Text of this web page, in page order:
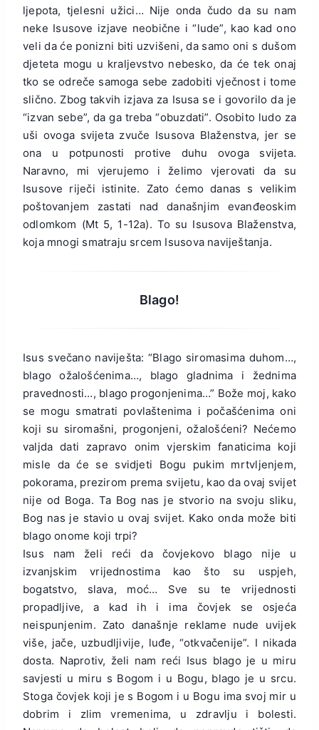
ljepota, tjelesni užici… Nije onda čudo da su nam
neke Isusove izjave neobične i “lude”, kao kad ono
veli da će ponizni biti uzvišeni, da samo oni s dušom
djeteta mogu u kraljevstvo nebesko, da će tek onaj
tko se odreče samoga sebe zadobiti vječnost i tome
slično. Zbog takvih izjava za Isusa se i govorilo da je
“izvan sebe”, da ga treba “obuzdati”. Osobito ludo za
uši ovoga svijeta zvuče Isusova Blaženstva, jer se
ona u potpunosti protive duhu ovoga svijeta.
Naravno, mi vjerujemo i želimo vjerovati da su
Isusove riječi istinite. Zato ćemo danas s velikim
poštovanjem zastati nad današnjim evanđeoskim
odlomkom (Mt 5, 1-12a). To su Isusova Blaženstva,
koja mnogi smatraju srcem Isusova naviještanja.
Blago!
Isus svečano naviješta: “Blago siromasima duhom…,
blago ožalošćenima…, blago gladnima i žednima
pravednosti…, blago progonjenima…” Bože moj, kako
se mogu smatrati povlaštenima i počašćenima oni
koji su siromašni, progonjeni, ožalošćeni? Nećemo
valjda dati zapravo onim vjerskim fanaticima koji
misle da će se svidjeti Bogu pukim mrtvljenjem,
pokorama, prezirom prema svijetu, kao da ovaj svijet
nije od Boga. Ta Bog nas je stvorio na svoju sliku,
Bog nas je stavio u ovaj svijet. Kako onda može biti
blago onome koji trpi?
Isus nam želi reći da čovjekovo blago nije u
izvanjskim vrijednostima kao što su uspjeh,
bogatstvo, slava, moć… Sve su te vrijednosti
propadljive, a kad ih i ima čovjek se osjeća
neispunjenim. Zato današnje reklame nude uvijek
više, jače, uzbudljivije, luđe, “otkvačenije”. I nikada
dosta. Naprotiv, želi nam reći Isus blago je u miru
savjesti u miru s Bogom i u Bogu, blago je u srcu.
Stoga čovjek koji je s Bogom i u Bogu ima svoj mir u
dobrim i zlim vremenima, u zdravlju i bolesti.